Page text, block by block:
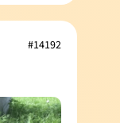
#14192